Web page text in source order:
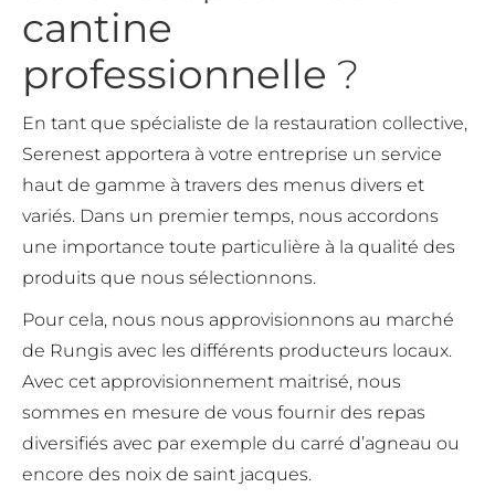
cantine
professionnelle ?
En tant que spécialiste de la restauration collective,
Serenest apportera à votre entreprise un service
haut de gamme à travers des menus divers et
variés. Dans un premier temps, nous accordons
une importance toute particulière à la qualité des
produits que nous sélectionnons.
Pour cela, nous nous approvisionnons au marché
de Rungis avec les différents producteurs locaux.
Avec cet approvisionnement maitrisé, nous
sommes en mesure de vous fournir des repas
diversifiés avec par exemple du carré d’agneau ou
encore des noix de saint jacques.